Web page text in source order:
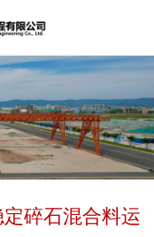
碎石混合料运